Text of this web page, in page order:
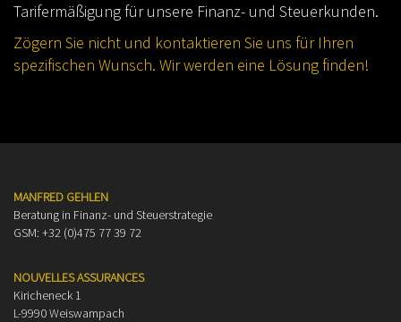
Tarifermäßigung für unsere Finanz- und Steuerkunden.
Zögern Sie nicht und kontaktieren Sie uns für Ihren
spezifischen Wunsch. Wir werden eine Lösung finden!
MANFRED GEHLEN
Beratung in Finanz- und Steuerstrategie
GSM: +32 (0)475 77 39 72
NOUVELLES ASSURANCES
Kiricheneck 1
L-9990 Weiswampach